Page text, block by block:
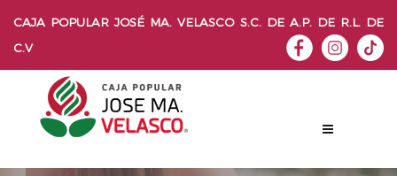
CAJA POPULAR JOSÉ MA. VELASCO S.C. DE A.P. DE R.L. DE
C.V